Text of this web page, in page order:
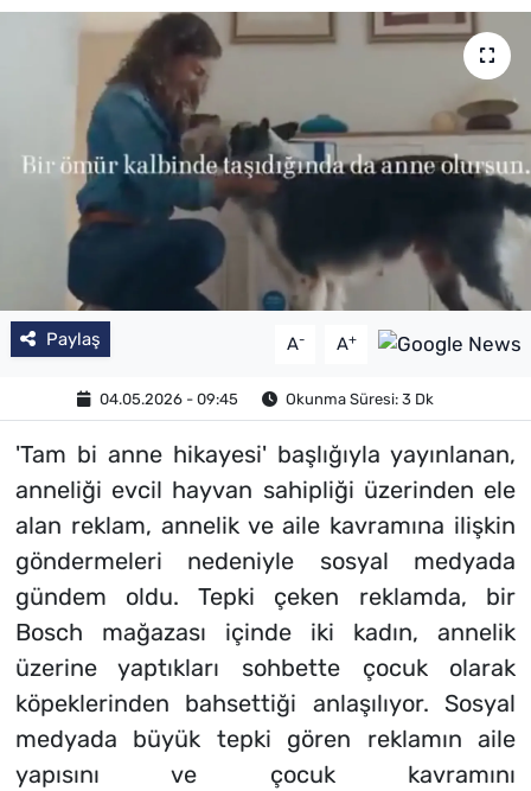
Paylaş A- A+
04.05.2026 - 09:45 Okunma Süresi: 3 Dk
'Tam bi anne hikayesi' başlığıyla yayınlanan,
anneliği evcil hayvan sahipliği üzerinden ele
alan reklam, annelik ve aile kavramına ilişkin
göndermeleri nedeniyle sosyal medyada
gündem oldu. Tepki çeken reklamda, bir
Bosch mağazası içinde iki kadın, annelik
üzerine yaptıkları sohbette çocuk olarak
köpeklerinden bahsettiği anlaşılıyor. Sosyal
medyada büyük tepki gören reklamın aile
yapısını ve çocuk kavramını